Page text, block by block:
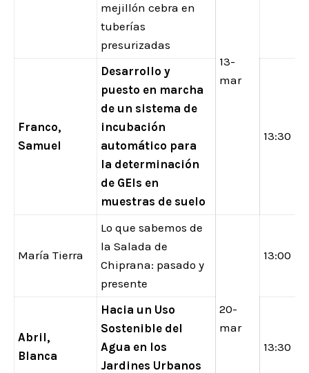
mejillón cebra en
tuberías
presurizadas
13-
mar
Franco,
Samuel
Desarrollo y
puesto en marcha
de un sistema de
incubación
automático para
la determinación
de GEIs en
muestras de suelo
13:30
María Tierra
Lo que sabemos de
la Salada de
Chiprana: pasado y
presente
20-
mar
13:00
Abril,
Blanca
Hacia un Uso
Sostenible del
Agua en los
Jardines Urbanos
13:30